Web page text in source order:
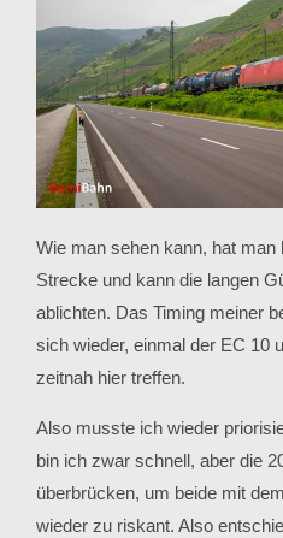
Wie man sehen kann, hat man
Strecke und kann die langen
ablichten. Das Timing meiner
sich wieder, einmal der EC 10
zeitnah hier treffen.
Also musste ich wieder
bin ich zwar schnell, aber die
überbrücken, um beide mit
wieder zu riskant. Also